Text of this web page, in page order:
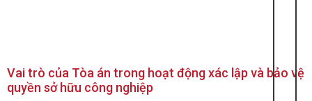
Vai trò của Tòa án trong hoạt động xác lập và bảo vệ
quyền sở hữu công nghiệp